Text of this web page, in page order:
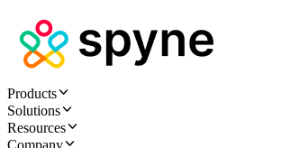
Products
Solutions
Resources
Company